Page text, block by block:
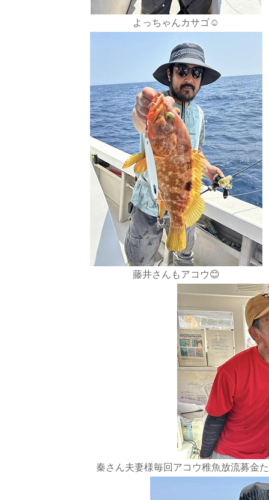
よっちゃんカサゴ☺️
藤井さんもアコウ😊
秦さん夫妻様毎回アコウ稚魚放流募金